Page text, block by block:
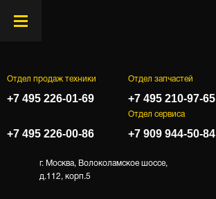
Отдел продаж техники
+7 495 226-01-69
Отдел запчастей
+7 495 210-97-65
+7 495 226-00-86
Отдел сервиса
+7 909 944-50-84
г. Москва, Волоколамское шоссе,
д.112, корп.5